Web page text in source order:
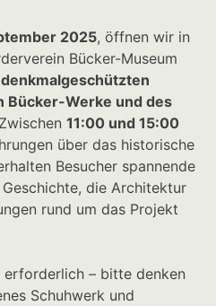
2025, öffnen wir in
Bücker-Museum
denkmalgeschützten
Bücker-Werke und des
11:00 und 15:00
über das historische
Besucher spannende
die Architektur
rund um das Projekt
– bitte denken
Schuhwerk und